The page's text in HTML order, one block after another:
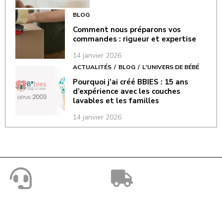
BLOG
Comment nous préparons vos
commandes : rigueur et expertise
14 janvier 2026
ACTUALITÉS BLOG L'UNIVERS DE BÉBÉ
Pourquoi j’ai créé BBIES : 15 ans
d’expérience avec les couches
lavables et les familles
14 janvier 2026